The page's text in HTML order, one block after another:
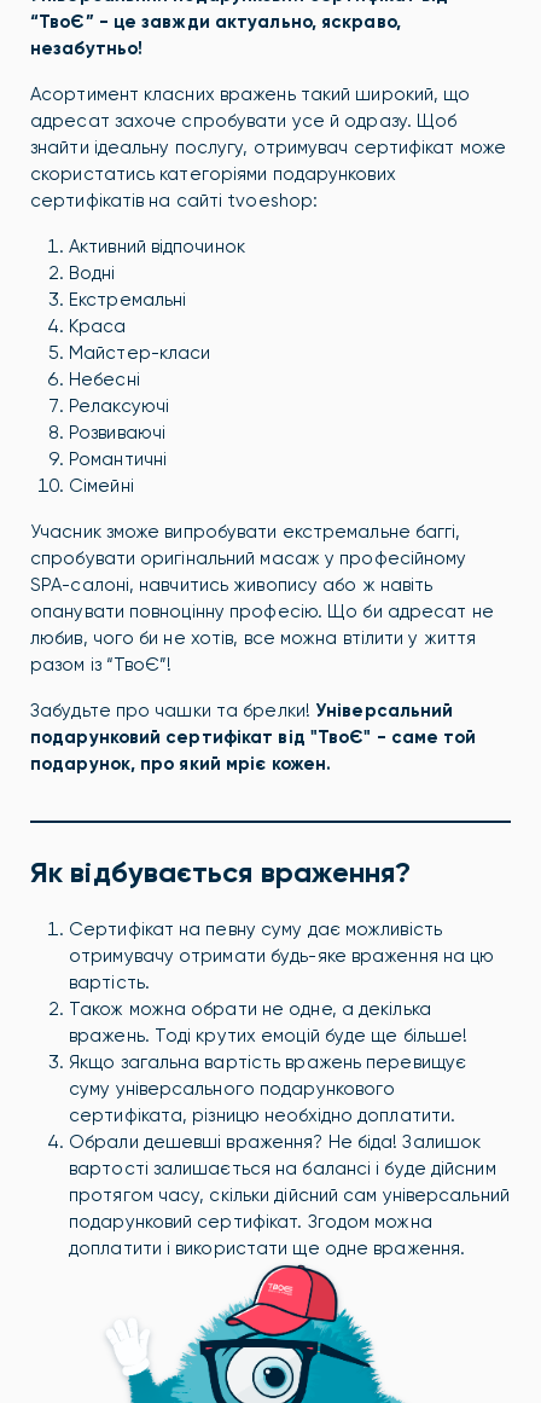
“ТвоЄ” - це завжди актуально, яскраво,
незабутньо!
Асортимент класних вражень такий широкий, що
адресат захоче спробувати усе й одразу. Щоб
знайти ідеальну послугу, отримувач сертифікат може
скористатись категоріями подарункових
сертифікатів на сайті tvoeshop:
Активний відпочинок
Водні
Екстремальні
Краса
Майстер-класи
Небесні
Релаксуючі
Розвиваючі
Романтичні
Сімейні
Учасник зможе випробувати екстремальне баггі,
спробувати оригінальний масаж у професійному
SPA-салоні, навчитись живопису або ж навіть
опанувати повноцінну професію. Що би адресат не
любив, чого би не хотів, все можна втілити у життя
разом із “ТвоЄ”!
Забудьте про чашки та брелки! Універсальний
подарунковий сертифікат від "ТвоЄ" - саме той
подарунок, про який мріє кожен.
Як відбувається враження?
Сертифікат на певну суму дає можливість
отримувачу отримати будь-яке враження на цю
вартість.
Також можна обрати не одне, а декілька
вражень. Тоді крутих емоцій буде ще більше!
Якщо загальна вартість вражень перевищує
суму універсального подарункового
сертифіката, різницю необхідно доплатити.
Обрали дешевші враження? Не біда! Залишок
вартості залишається на балансі і буде дійсним
протягом часу, скільки дійсний сам універсальний
подарунковий сертифікат. Згодом можна
доплатити і використати ще одне враження.